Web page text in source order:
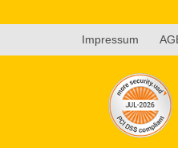
Impressum